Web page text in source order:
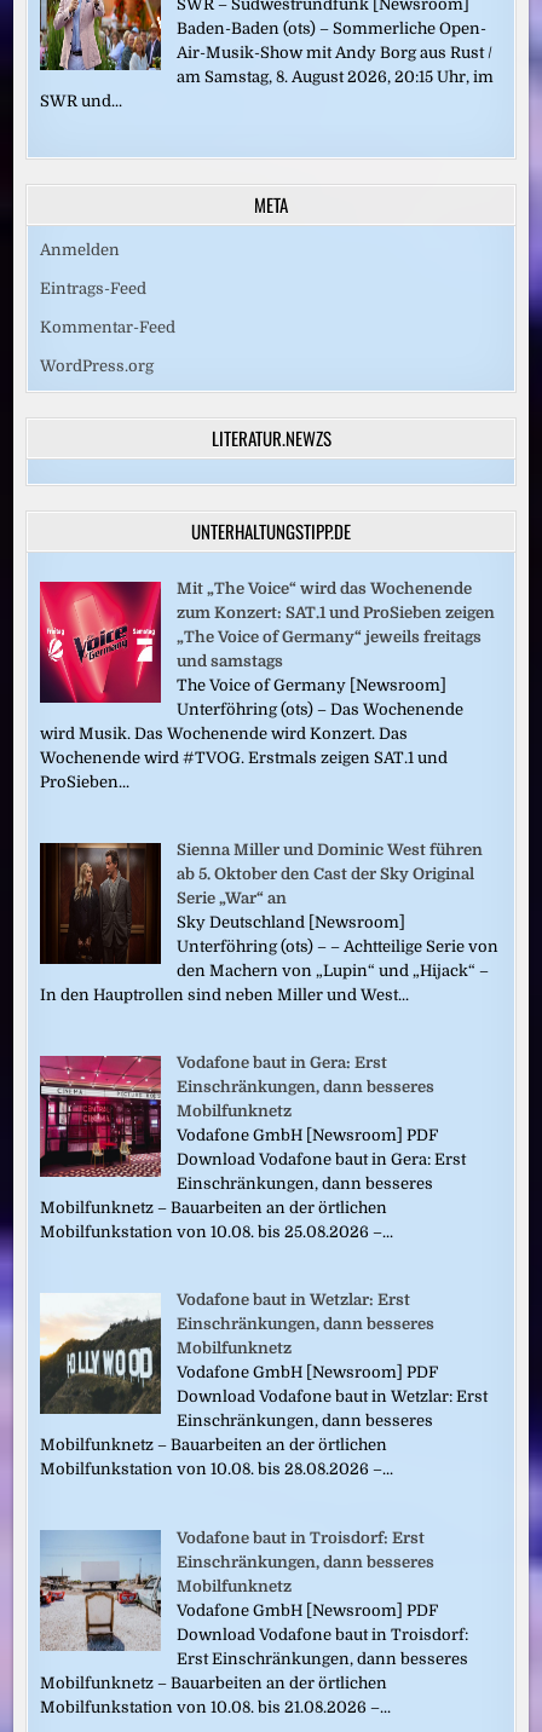
SWR – Südwestrundfunk [Newsroom]
Baden-Baden (ots) – Sommerliche Open-
Air-Musik-Show mit Andy Borg aus Rust /
am Samstag, 8. August 2026, 20:15 Uhr, im
SWR und...
META
Anmelden
Eintrags-Feed
Kommentar-Feed
WordPress.org
LITERATUR.NEWZS
UNTERHALTUNGSTIPP.DE
Mit „The Voice“ wird das Wochenende
zum Konzert: SAT.1 und ProSieben zeigen
„The Voice of Germany“ jeweils freitags
und samstags
The Voice of Germany [Newsroom]
Unterföhring (ots) – Das Wochenende
wird Musik. Das Wochenende wird Konzert. Das
Wochenende wird #TVOG. Erstmals zeigen SAT.1 und
ProSieben...
Sienna Miller und Dominic West führen
ab 5. Oktober den Cast der Sky Original
Serie „War“ an
Sky Deutschland [Newsroom]
Unterföhring (ots) – – Achtteilige Serie von
den Machern von „Lupin“ und „Hijack“ –
In den Hauptrollen sind neben Miller und West...
Vodafone baut in Gera: Erst
Einschränkungen, dann besseres
Mobilfunknetz
Vodafone GmbH [Newsroom] PDF
Download Vodafone baut in Gera: Erst
Einschränkungen, dann besseres
Mobilfunknetz – Bauarbeiten an der örtlichen
Mobilfunkstation von 10.08. bis 25.08.2026 –...
Vodafone baut in Wetzlar: Erst
Einschränkungen, dann besseres
Mobilfunknetz
Vodafone GmbH [Newsroom] PDF
Download Vodafone baut in Wetzlar: Erst
Einschränkungen, dann besseres
Mobilfunknetz – Bauarbeiten an der örtlichen
Mobilfunkstation von 10.08. bis 28.08.2026 –...
Vodafone baut in Troisdorf: Erst
Einschränkungen, dann besseres
Mobilfunknetz
Vodafone GmbH [Newsroom] PDF
Download Vodafone baut in Troisdorf:
Erst Einschränkungen, dann besseres
Mobilfunknetz – Bauarbeiten an der örtlichen
Mobilfunkstation von 10.08. bis 21.08.2026 –...